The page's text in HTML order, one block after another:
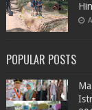
POPULAR POSTS